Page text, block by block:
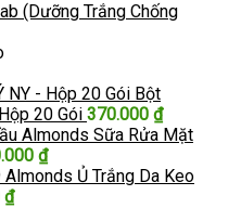
(Dưỡng Trắng Chống
₫.
Bột
20 Gói 370.000 ₫
Sữa Rửa Mặt
₫
Ủ Trắng Da Keo
₫